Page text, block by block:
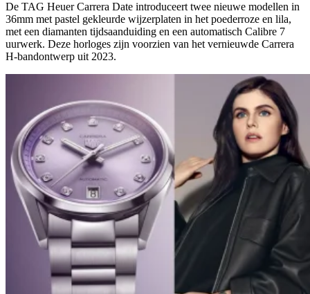
De TAG Heuer Carrera Date introduceert twee nieuwe modellen in
36mm met pastel gekleurde wijzerplaten in het poederroze en lila,
met een diamanten tijdsaanduiding en een automatisch Calibre 7
uurwerk. Deze horloges zijn voorzien van het vernieuwde Carrera
H-bandontwerp uit 2023.